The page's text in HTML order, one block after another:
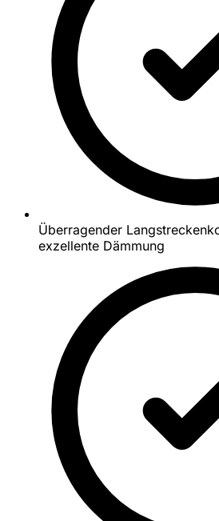
Überragender
exzellente Dämmung